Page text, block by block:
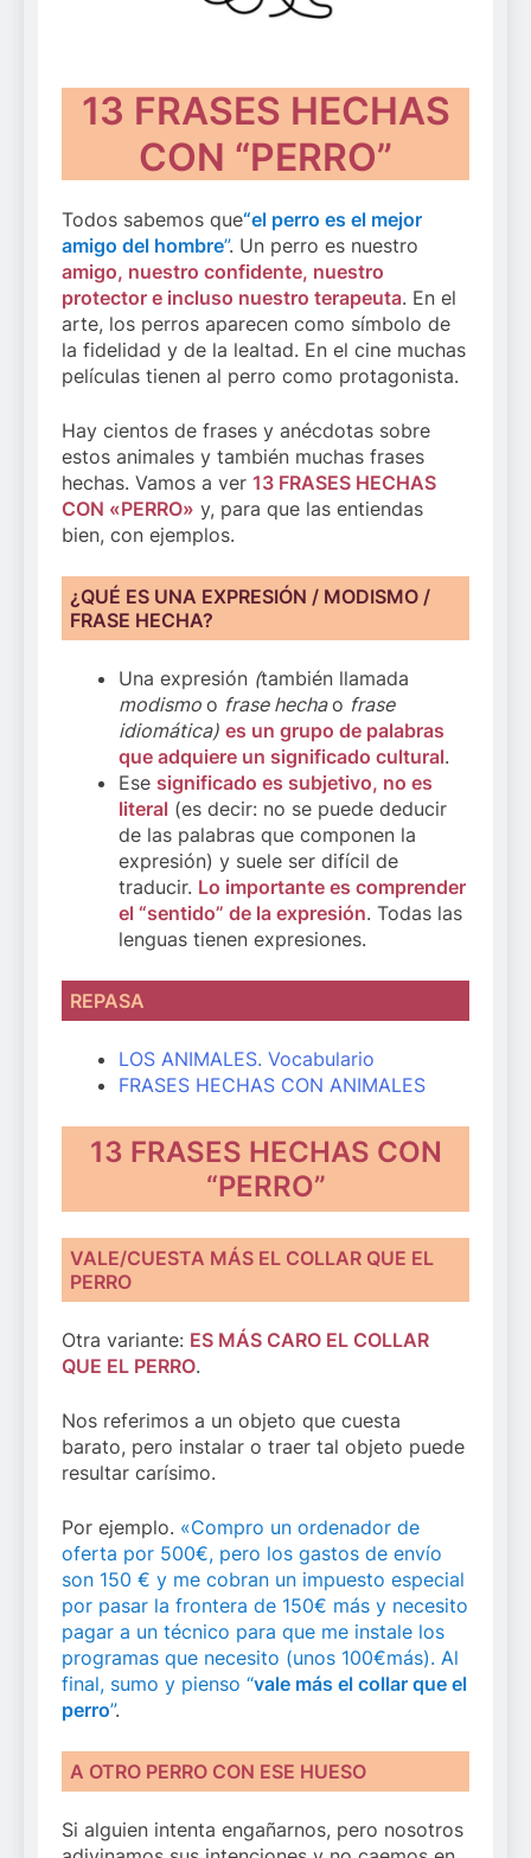
13 FRASES HECHAS
CON “PERRO”
Todos sabemos que“el perro es el mejor
amigo del hombre”. Un perro es nuestro
amigo, nuestro confidente, nuestro
protector e incluso nuestro terapeuta. En el
arte, los perros aparecen como símbolo de
la fidelidad y de la lealtad. En el cine muchas
películas tienen al perro como protagonista.
Hay cientos de frases y anécdotas sobre
estos animales y también muchas frases
hechas. Vamos a ver 13 FRASES HECHAS
CON «PERRO» y, para que las entiendas
bien, con ejemplos.
¿QUÉ ES UNA EXPRESIÓN / MODISMO /
FRASE HECHA?
Una expresión (también llamada
modismo o frase hechao frase
idiomática) es un grupo de palabras
que adquiere un significado cultural.
Ese significado es subjetivo, no es
literal (es decir: no se puede deducir
de las palabras que componen la
expresión) y suele ser difícil de
traducir. Lo importante es comprender
el “sentido” de la expresión. Todas las
lenguas tienen expresiones.
REPASA
LOS ANIMALES. Vocabulario
FRASES HECHAS CON ANIMALES
13 FRASES HECHAS CON
“PERRO”
VALE/CUESTA MÁS EL COLLAR QUE EL
PERRO
Otra variante: ES MÁS CARO EL COLLAR
QUE EL PERRO.
Nos referimos a un objeto que cuesta
barato, pero instalar o traer tal objeto puede
resultar carísimo.
Por ejemplo. «Compro un ordenador de
oferta por 500€, pero los gastos de envío
son 150 € y me cobran un impuesto especial
por pasar la frontera de 150€ más y necesito
pagar a un técnico para que me instale los
programas que necesito (unos 100€más). Al
final, sumo y pienso “vale más el collar que el
perro”.
A OTRO PERRO CON ESE HUESO
Si alguien intenta engañarnos, pero nosotros